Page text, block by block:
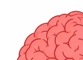
Ljubavna
prošlosti se